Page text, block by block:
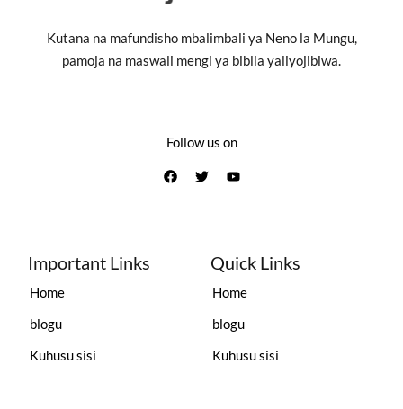
Kutana na mafundisho mbalimbali ya Neno la Mungu,
pamoja na maswali mengi ya biblia yaliyojibiwa.
Follow us on
Important Links
Home
blogu
Kuhusu sisi
Quick Links
Home
blogu
Kuhusu sisi